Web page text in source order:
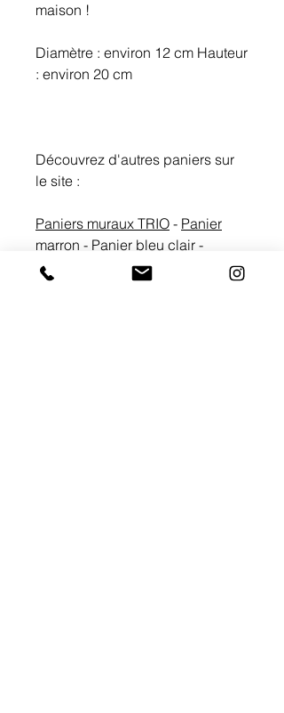
maison !
Diamètre : environ 12 cm Hauteur
: environ 20 cm
Découvrez d'autres paniers sur
le site :
Paniers muraux TRIO - Panier
marron - Panier bleu clair -
Paniers ovales